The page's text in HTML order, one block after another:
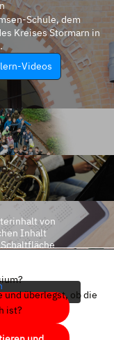
Schule, dem
Kreises Stormarn in
Videos
von
Inhalt
und überlegst, ob die
ist?